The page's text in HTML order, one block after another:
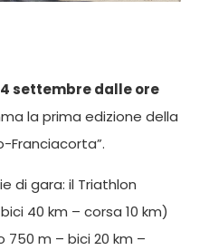
settembre dalle ore
la prima edizione della
Franciacorta”.
di gara: il Triathlon
40 km – corsa 10 km)
750 m – bici 20 km –